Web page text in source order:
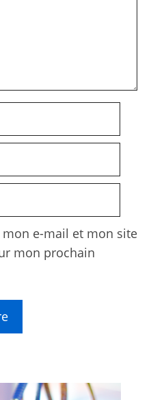
e-mail et mon site
mon prochain